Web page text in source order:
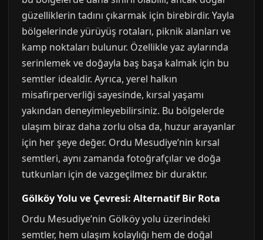
güzelliklerin tadını çıkarmak için birebirdir. Yayla
bölgelerinde yürüyüş rotaları, piknik alanları ve
kamp noktaları bulunur. Özellikle yaz aylarında
serinlemek ve doğayla baş başa kalmak için bu
semtler idealdir. Ayrıca, yerel halkın
misafirperverliği sayesinde, kırsal yaşamı
yakından deneyimleyebilirsiniz. Bu bölgelerde
ulaşım biraz daha zorlu olsa da, huzur arayanlar
için her şeye değer. Ordu Mesudiye’nin kırsal
semtleri, aynı zamanda fotoğrafçılar ve doğa
tutkunları için de vazgeçilmez bir duraktır.
Gölköy Yolu ve Çevresi: Alternatif Bir Rota
Ordu Mesudiye’nin Gölköy yolu üzerindeki
semtler, hem ulaşım kolaylığı hem de doğal